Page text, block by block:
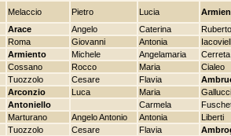
Melaccio Pietro Lucia
Arace Angelo Caterina
Ruberto
Roma Giovanni Antonia
Armiento Michele Angelamaria
Cerreta
Cossano Rocco Maria
Cialeo
Tuozzolo Cesare Flavia
Arconzio Luca Maria
Antoniello Carmela
Marturano Angelo Antonio Antonia
Liberti
Tuozzolo Cesare Flavia